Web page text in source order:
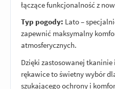
łączące funkcjonalność z
Typ pogody: Lato –
zapewnić maksymalny
atmosferycznych.
Dzięki zastosowanej
rękawice to świetny wybór
szukającego ochrony i